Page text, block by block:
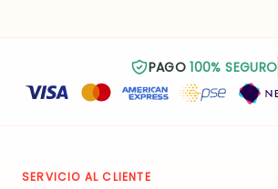
PAGO100% SEGURO
SERVICIO AL CLIENTE